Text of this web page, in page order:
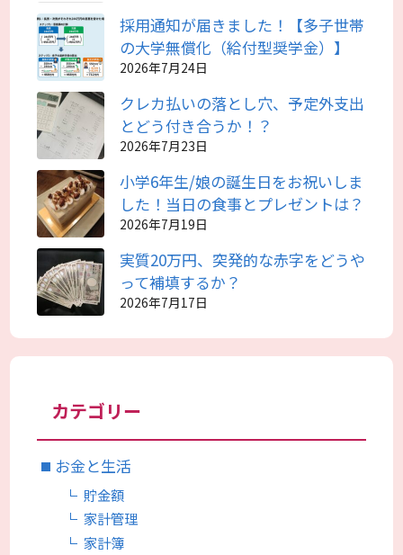
採用通知が届きました！【多子世帯
の大学無償化（給付型奨学金）】
2026年7月24日
クレカ払いの落とし穴、予定外支出
とどう付き合うか！？
2026年7月23日
小学6年生/娘の誕生日をお祝いしま
した！当日の食事とプレゼントは？
2026年7月19日
実質20万円、突発的な赤字をどうや
って補填するか？
2026年7月17日
カテゴリー
お金と生活
貯金額
家計管理
家計簿